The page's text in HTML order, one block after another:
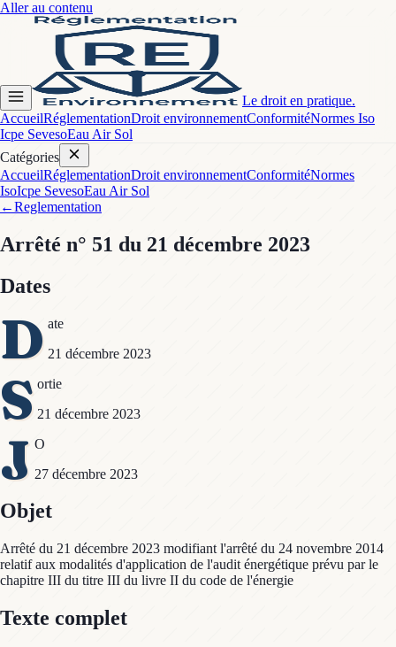
Aller au contenu
Le droit en pratique.
AccueilRéglementationDroit environnementConformitéNormes Iso
Icpe SevesoEau Air Sol
Catégories
AccueilRéglementationDroit environnementConformitéNormes
IsoIcpe SevesoEau Air Sol
←Reglementation
Arrêté n° 51 du 21 décembre 2023
Dates
D ate
21 décembre 2023
S ortie
21 décembre 2023
J O
27 décembre 2023
Objet
Arrêté du 21 décembre 2023 modifiant l'arrêté du 24 novembre 2014
relatif aux modalités d'application de l'audit énergétique prévu par le
chapitre III du titre III du livre II du code de l'énergie
Texte complet